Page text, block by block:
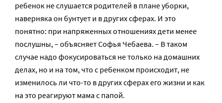
ребенок не слушается родителей в плане уборки,
наверняка он бунтует и в других сферах. И это
понятно: при напряженных отношениях дети менее
послушны, – объясняет Софья Чебаева. – В таком
случае надо фокусироваться не только на домашних
делах, но и на том, что с ребенком происходит, не
изменилось ли что-то в других сферах его жизни и как
на это реагируют мама с папой.